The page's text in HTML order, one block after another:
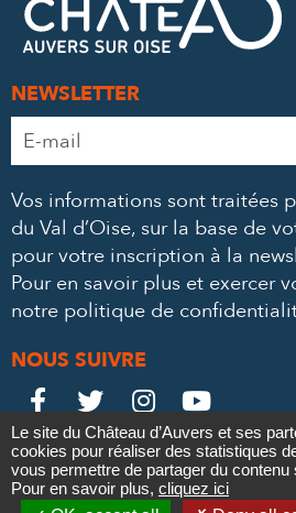
NEWSLETTER
Adresse
e-
*
Vos informations sont traitées
du Val d’Oise, sur la base de
pour votre inscription à la
Pour en savoir plus et exercer
notre politique de
NOUS SUIVRE
Le
Château
sur

Le
Château
sur

Le
Château
sur

Le
Château
sur

Mentions légales Politique de
Partenaires & Mécènes
Recrutement
Le site du Château d’Auvers et ses
cookies pour réaliser des statistiques
vous permettre de partager du
Pour en savoir plus, cliquez ici